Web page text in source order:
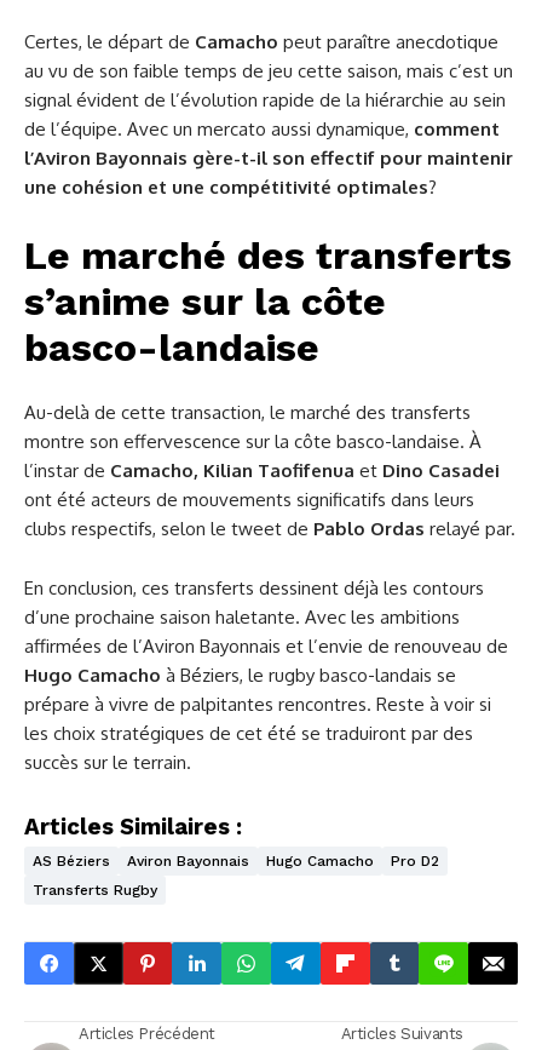
Certes, le départ de Camacho peut paraître anecdotique
au vu de son faible temps de jeu cette saison, mais c’est un
signal évident de l’évolution rapide de la hiérarchie au sein
de l’équipe. Avec un mercato aussi dynamique, comment
l’Aviron Bayonnais gère-t-il son effectif pour maintenir
une cohésion et une compétitivité optimales?
Le marché des transferts
s’anime sur la côte
basco-landaise
Au-delà de cette transaction, le marché des transferts
montre son effervescence sur la côte basco-landaise. À
l’instar de Camacho, Kilian Taofifenua et Dino Casadei
ont été acteurs de mouvements significatifs dans leurs
clubs respectifs, selon le tweet de Pablo Ordas relayé par.
En conclusion, ces transferts dessinent déjà les contours
d’une prochaine saison haletante. Avec les ambitions
affirmées de l’Aviron Bayonnais et l’envie de renouveau de
Hugo Camacho à Béziers, le rugby basco-landais se
prépare à vivre de palpitantes rencontres. Reste à voir si
les choix stratégiques de cet été se traduiront par des
succès sur le terrain.
Articles Similaires :
AS Béziers Aviron Bayonnais Hugo Camacho
Pro D2
Transferts Rugby
Articles Précédent Articles Suivants